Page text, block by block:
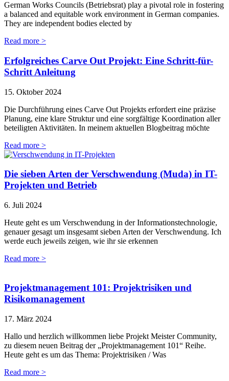
German Works Councils (Betriebsrat) play a pivotal role in fostering
a balanced and equitable work environment in German companies.
They are independent bodies elected by
Read more >
Erfolgreiches Carve Out Projekt: Eine Schritt-für-
Schritt Anleitung
15. Oktober 2024
Die Durchführung eines Carve Out Projekts erfordert eine präzise
Planung, eine klare Struktur und eine sorgfältige Koordination aller
beteiligten Aktivitäten. In meinem aktuellen Blogbeitrag möchte
Read more >
Die sieben Arten der Verschwendung (Muda) in IT-
Projekten und Betrieb
6. Juli 2024
Heute geht es um Verschwendung in der Informationstechnologie,
genauer gesagt um insgesamt sieben Arten der Verschwendung. Ich
werde euch jeweils zeigen, wie ihr sie erkennen
Read more >
Projektmanagement 101: Projektrisiken und
Risikomanagement
17. März 2024
Hallo und herzlich willkommen liebe Projekt Meister Community,
zu diesem neuen Beitrag der „Projektmanagement 101“ Reihe.
Heute geht es um das Thema: Projektrisiken / Was
Read more >